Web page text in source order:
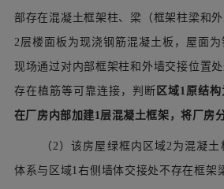
部存在混凝土框架柱、梁（框架柱梁和外
2层楼面板为现浇钢筋混凝土板，屋面为
现场通过对内部框架柱和外墙交接位置
存在植筋等可靠连接，判断 区域1原结
在厂房内部加建1层混凝土框架，将厂房
（2）该房屋绿框内区域2为混凝
体系与区域1右侧墙体交接处不存在框架